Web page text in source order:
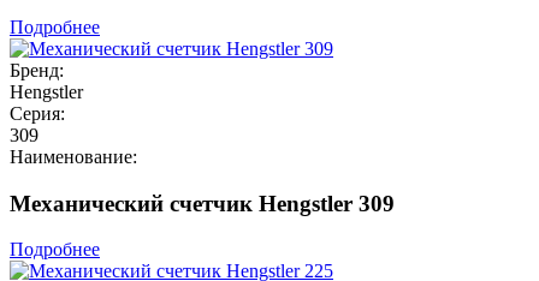
Подробнее
Бренд:
Hengstler
Серия:
309
Наименование:
Механический счетчик Hengstler 309
Подробнее